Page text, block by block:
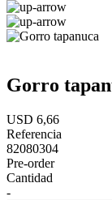
Gorro
USD 6,66
Referencia
82080304
Pre-order
Cantidad
-